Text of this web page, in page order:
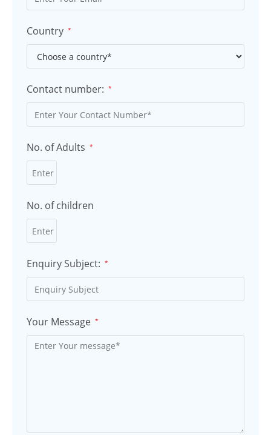
Country *
Contact number: *
No. of Adults *
No. of children
Enquiry Subject: *
Your Message *